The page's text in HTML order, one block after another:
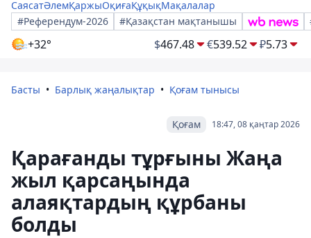
СаясатӘлемҚаржыОқиғаҚұқықМақалалар
#Референдум-2026
#Қазақстан мақтанышы
+32° $467.48 €539.52 ₽5.73
Басты Барлық жаңалықтар Қоғам тынысы
18:47, 08 қаңтар 2026
Қоғам
Қарағанды тұрғыны Жаңа
жыл қарсаңында
алаяқтардың құрбаны
болды